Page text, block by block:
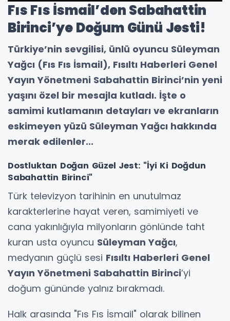
Fıs Fıs İsmail’den Sabahattin
Birinci’ye Doğum Günü Jesti!
Türkiye’nin sevgilisi, ünlü oyuncu Süleyman
Yağcı (Fıs Fıs İsmail), Fısıltı Haberleri Genel
Yayın Yönetmeni Sabahattin Birinci’nin yeni
yaşını özel bir mesajla kutladı. İşte o
samimi kutlamanın detayları ve ekranların
eskimeyen yüzü Süleyman Yağcı hakkında
merak edilenler...
Dostluktan Doğan Güzel Jest: "İyi Ki Doğdun
Sabahattin Birinci"
Türk televizyon tarihinin en unutulmaz
karakterlerine hayat veren, samimiyeti ve
cana yakınlığıyla milyonların gönlünde taht
kuran usta oyuncu Süleyman Yağcı,
medyanın güçlü sesi Fısıltı Haberleri Genel
Yayın Yönetmeni Sabahattin Birinci’yi
doğum gününde yalnız bırakmadı.
Halk arasında "Fıs Fıs İsmail" olarak bilinen